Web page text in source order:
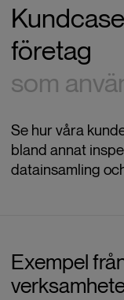
företag
som
Se hur våra
bland annat
datainsamling
Exempel